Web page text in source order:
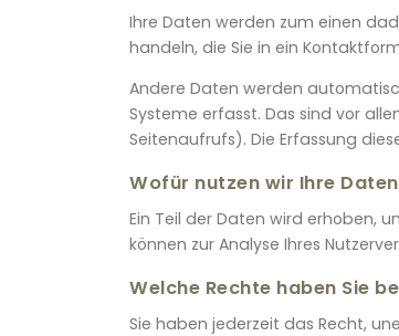
Ihre Daten werden zum einen
handeln, die Sie in ein
Andere Daten werden
Systeme erfasst. Das sind vor
Seitenaufrufs). Die Erfassung
Wofür nutzen wir Ihre
Ein Teil der Daten wird erhoben,
können zur Analyse Ihres
Welche Rechte haben Sie
Sie haben jederzeit das Recht,